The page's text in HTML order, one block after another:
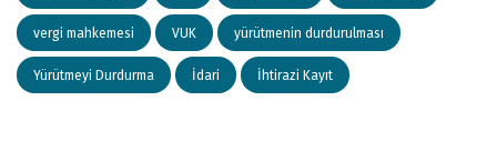
vergi mahkemesi VUK yürütmenin durdurulması
Yürütmeyi Durdurma İdari İhtirazi Kayıt